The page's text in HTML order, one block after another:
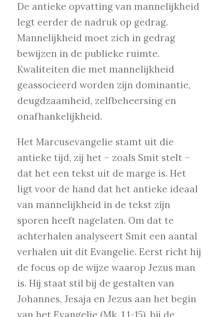
De antieke opvatting van mannelijkheid
legt eerder de nadruk op gedrag.
Mannelijkheid moet zich in gedrag
bewijzen in de publieke ruimte.
Kwaliteiten die met mannelijkheid
geassocieerd worden zijn dominantie,
deugdzaamheid, zelfbeheersing en
onafhankelijkheid.
Het Marcusevangelie stamt uit die
antieke tijd, zij het – zoals Smit stelt –
dat het een tekst uit de marge is. Het
ligt voor de hand dat het antieke ideaal
van mannelijkheid in de tekst zijn
sporen heeft nagelaten. Om dat te
achterhalen analyseert Smit een aantal
verhalen uit dit Evangelie. Eerst richt hij
de focus op de wijze waarop Jezus man
is. Hij staat stil bij de gestalten van
Johannes, Jesaja en Jezus aan het begin